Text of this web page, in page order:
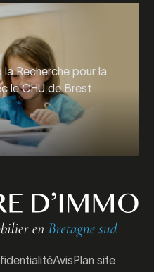
la Recherche pour la
le CHU de Brest
AvisPlan site